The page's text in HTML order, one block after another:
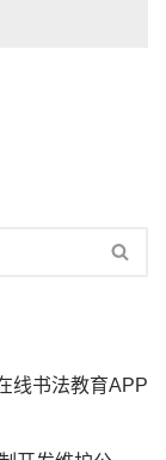
线书法教育APP